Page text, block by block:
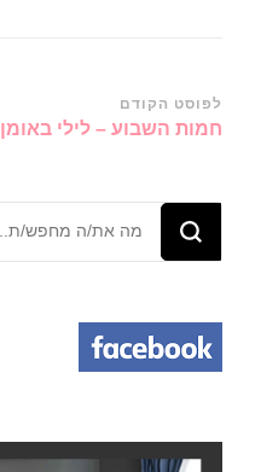
ניווט
ברשומות
לפוסט הקודם
חמות השבוע – לילי באומן
מחפש/ת
משהו?